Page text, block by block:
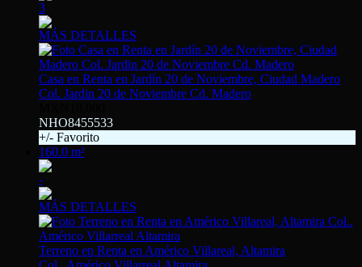
3
MÁS DETALLES
Casa en Renta en Jardín 20 de Noviembre, Ciudad Madero
Col. Jardin 20 de Noviembre Cd. Madero
NHO8455533
+/- Favorito
160.0 m²
-
MÁS DETALLES
Terreno en Renta en Américo Villareal, Altamira